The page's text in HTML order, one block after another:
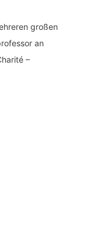
großen
an
–